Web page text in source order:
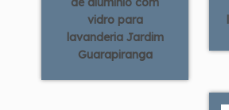
vidro para
lavanderia Jardim
Guarapiranga